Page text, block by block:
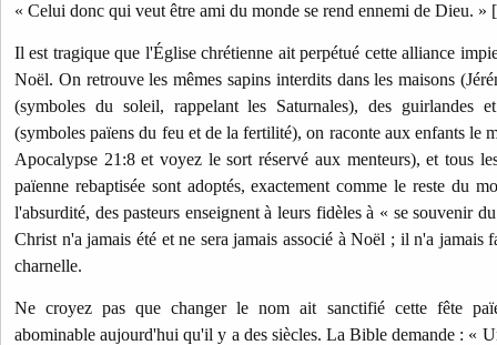
« Celui donc qui veut être ami du monde se rend ennemi de Dieu. »
Il est tragique que l'Église chrétienne ait perpétué cette alliance
Noël. On retrouve les mêmes sapins interdits dans les maisons
(symboles du soleil, rappelant les Saturnales), des guirlandes
(symboles païens du feu et de la fertilité), on raconte aux enfants le
Apocalypse 21:8 et voyez le sort réservé aux menteurs), et tous
païenne rebaptisée sont adoptés, exactement comme le reste du
l'absurdité, des pasteurs enseignent à leurs fidèles à « se souvenir
Christ n'a jamais été et ne sera jamais associé à Noël ; il n'a jamais
charnelle.
Ne croyez pas que changer le nom ait sanctifié cette fête
abominable aujourd'hui qu'il y a des siècles. La Bible demande : «